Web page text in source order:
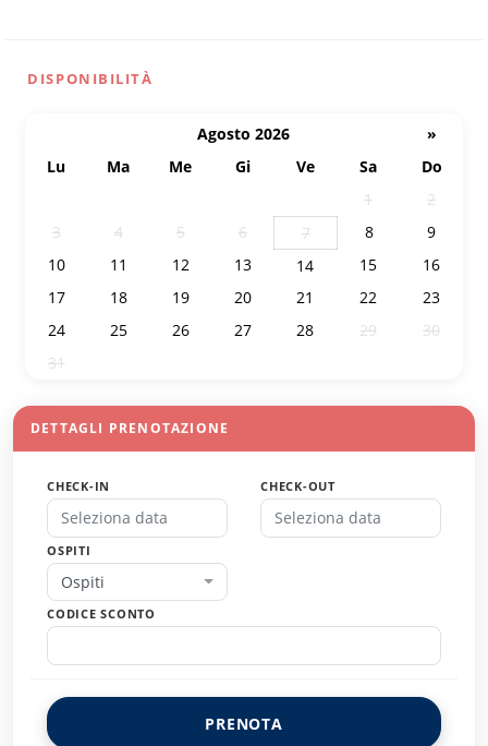
DISPONIBILITÀ
Agosto 2026
»
Lu
Ma Me Gi Ve Sa
Do
1
2
3
4 5 6 7 8
9
10
11 12 13 14 15
16
17
18 19 20 21 22
23
24
25 26 27 28 29
30
31
DETTAGLI PRENOTAZIONE
CHECK-IN CHECK-OUT
OSPITI
Ospiti
CODICE SCONTO
PRENOTA